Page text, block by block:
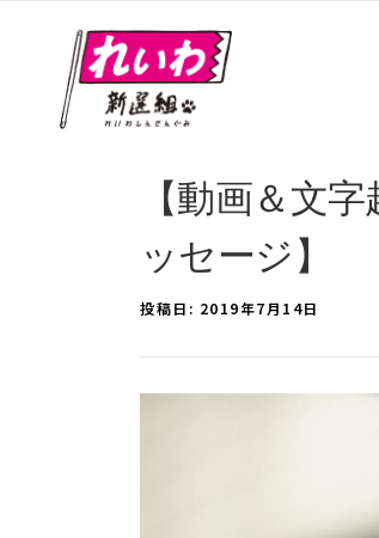
【動画＆文
ッセージ】
投稿日: 2019年7月14日